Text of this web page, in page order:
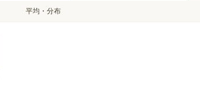
平均・分布